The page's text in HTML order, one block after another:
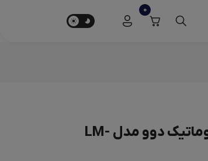
0
ماشین لباسشویی 9 کیلوگرم اتوماتیک دوو مدل LM-